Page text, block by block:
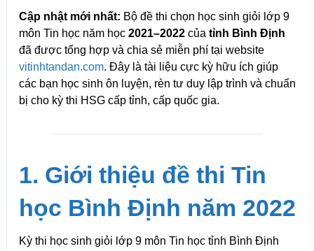
Cập nhật mới nhất: Bộ đề thi chọn học sinh giỏi lớp 9
môn Tin học năm học 2021–2022của tỉnh Bình Định
đã được tổng hợp và chia sẻ miễn phí tại website
vitinhtandan.com. Đây là tài liệu cực kỳ hữu ích giúp
các bạn học sinh ôn luyện, rèn tư duy lập trình và chuẩn
bị cho kỳ thi HSG cấp tỉnh, cấp quốc gia.
1. Giới thiệu đề thi Tin
học Bình Định năm 2022
Kỳ thi học sinh giỏi lớp 9 môn Tin học tỉnh Bình Định